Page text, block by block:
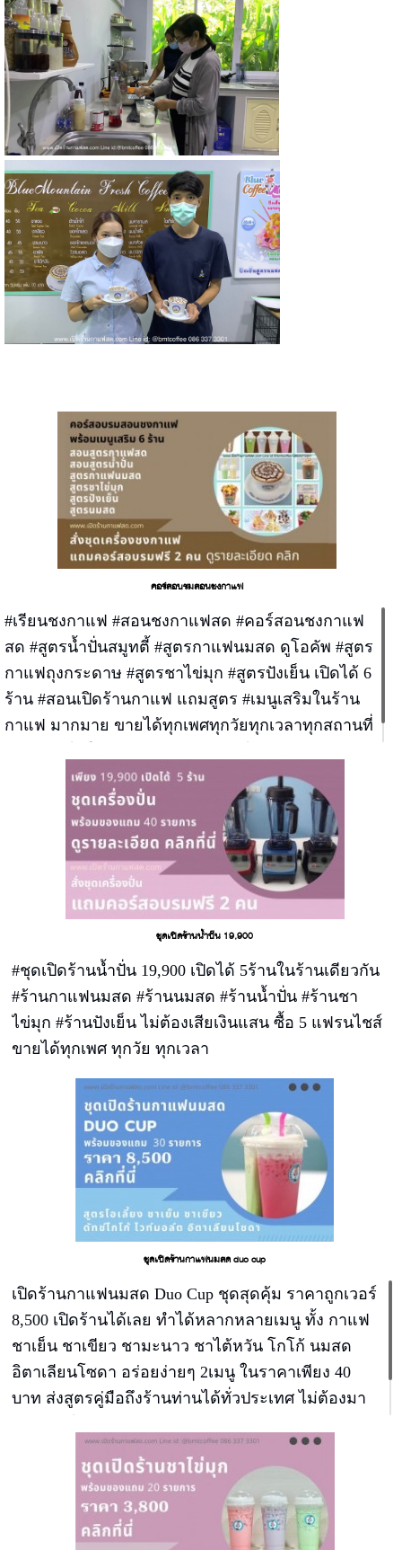
คอร์สอบรมสอนชงกาแฟ
#เรียนชงกาแฟ #สอนชงกาแฟสด #คอร์สอนชงกาแฟ
สด #สูตรน้ำปั่นสมูทตี้ #สูตรกาแฟนมสด ดูโอคัพ #สูตร
กาแฟถุงกระดาษ #สูตรชาไข่มุก #สูตรปังเย็น เปิดได้ 6
ร้าน #สอนเปิดร้านกาแฟ แถมสูตร #เมนูเสริมในร้าน
กาแฟ มากมาย ขายได้ทุกเพศทุกวัยทุกเวลาทุกสถานที่
ชุดเปิดร้านน้ำปั่น 19,900
#ชุดเปิดร้านน้ำปั่น 19,900 เปิดได้ 5ร้านในร้านเดียวกัน
#ร้านกาแฟนมสด #ร้านนมสด #ร้านน้ำปั่น #ร้านชา
ไข่มุก #ร้านปังเย็น ไม่ต้องเสียเงินแสน ซื้อ 5 แฟรนไชส์
ขายได้ทุกเพศ ทุกวัย ทุกเวลา
ชุดเปิดร้านกาแฟนมสด duo cup
เปิดร้านกาแฟนมสด Duo Cup ชุดสุดคุ้ม ราคาถูกเวอร์
8,500 เปิดร้านได้เลย ทำได้หลากหลายเมนู ทั้ง กาแฟ
ชาเย็น ชาเขียว ชามะนาว ชาไต้หวัน โกโก้ นมสด
อิตาเลียนโซดา อร่อยง่ายๆ 2เมนู ในราคาเพียง 40
บาท ส่งสูตรคู่มือถึงร้านท่านได้ทั่วประเทศ ไม่ต้องมา